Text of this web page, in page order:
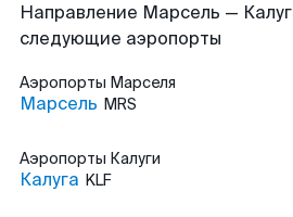
Направление Марсель —
следующие аэропорты
Аэропорты Марселя
Марсель MRS
Аэропорты Калуги
Калуга KLF